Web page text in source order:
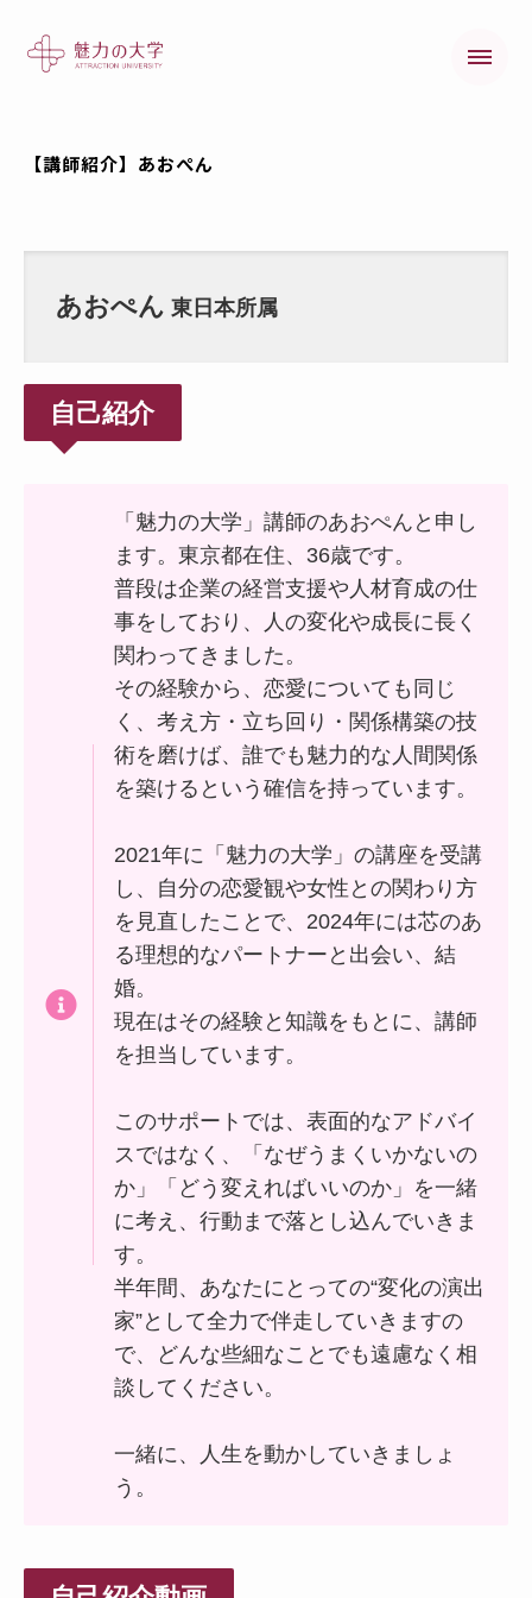
オンラインコース
個別指導コース
ブートキャンプ
採用情報
数字で見る魅力の大学
【講師紹介】あおぺん
あおぺん 東日本所属
自己紹介
「魅力の大学」講師のあおぺんと申し
ます。東京都在住、36歳です。
普段は企業の経営支援や人材育成の仕
事をしており、人の変化や成長に長く
関わってきました。
その経験から、恋愛についても同じ
く、考え方・立ち回り・関係構築の技
術を磨けば、誰でも魅力的な人間関係
を築けるという確信を持っています。
2021年に「魅力の大学」の講座を受講
し、自分の恋愛観や女性との関わり方
を見直したことで、2024年には芯のあ
る理想的なパートナーと出会い、結
婚。
現在はその経験と知識をもとに、講師
を担当しています。
このサポートでは、表面的なアドバイ
スではなく、「なぜうまくいかないの
か」「どう変えればいいのか」を一緒
に考え、行動まで落とし込んでいきま
す。
半年間、あなたにとっての“変化の演出
家”として全力で伴走していきますの
で、どんな些細なことでも遠慮なく相
談してください。
一緒に、人生を動かしていきましょ
う。